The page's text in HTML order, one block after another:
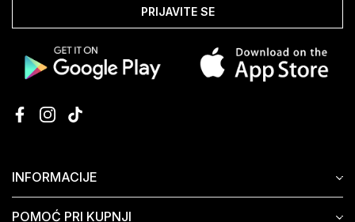
INFORMACIJE
POMOĆ PRI KUPNJI
PRIJAVITE SE